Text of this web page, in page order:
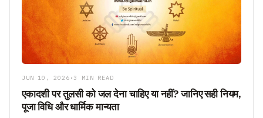
JUN 10, 2026 • 3 MIN READ
एकादशी पर तुलसी को जल देना चाहिए या नहीं? जानिए सही नियम,
पूजा विधि और धार्मिक मान्यता